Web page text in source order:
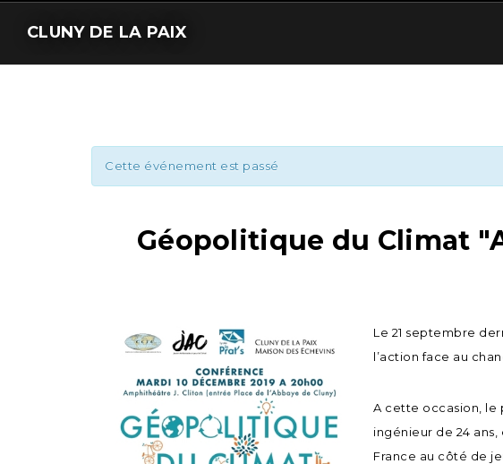
CLUNY DE LA PAIX
Cette événement est passé
Géopolitique du Climat
Le 21 septembre
l’action face au
A cette occasion, le
ingénieur de 24 ans,
France au côté de